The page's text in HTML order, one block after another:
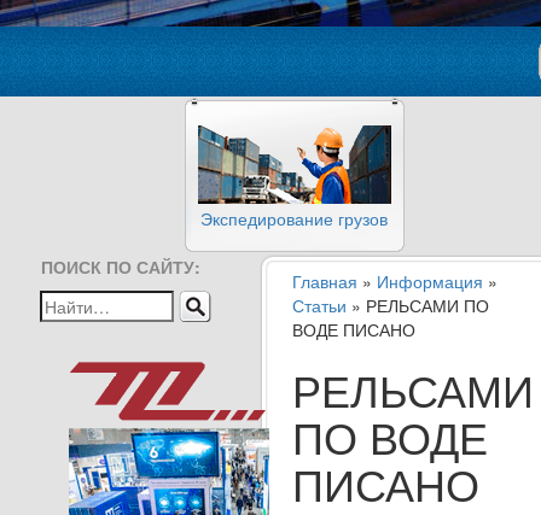
Экспедирование грузов
ПОИСК ПО САЙТУ:
Главная » Информация »
Статьи » РЕЛЬСАМИ ПО
ВОДЕ ПИСАНО
РЕЛЬСАМИ
ПО ВОДЕ
ПИСАНО